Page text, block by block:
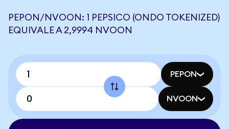
PEPON/NVOON: 1 PEPSICO (ONDO TOKENIZED)
EQUIVALE A 2,9994 NVOON
PEPON
NVOON